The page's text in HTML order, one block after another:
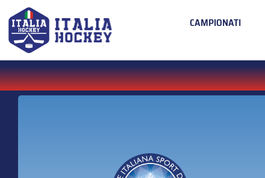
CAMPIONATI